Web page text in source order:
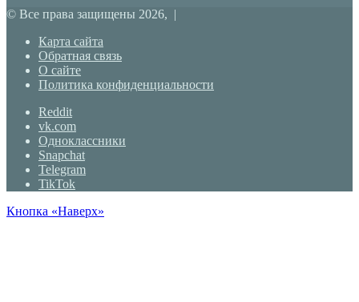
© Все права защищены 2026, |
Карта сайта
Обратная связь
О сайте
Политика конфиденциальности
Reddit
vk.com
Одноклассники
Snapchat
Telegram
TikTok
Кнопка «Наверх»